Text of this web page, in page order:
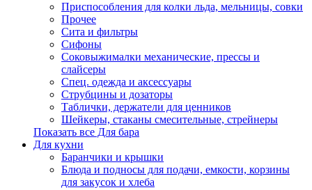
Приспособления для колки льда, мельницы, совки
Прочее
Сита и фильтры
Сифоны
Соковыжималки механические, прессы и
слайсеры
Спец. одежда и аксессуары
Струбцины и дозаторы
Таблички, держатели для ценников
Шейкеры, стаканы смесительные, стрейнеры
Показать все Для бара
Для кухни
Баранчики и крышки
Блюда и подносы для подачи, емкости, корзины
для закусок и хлеба